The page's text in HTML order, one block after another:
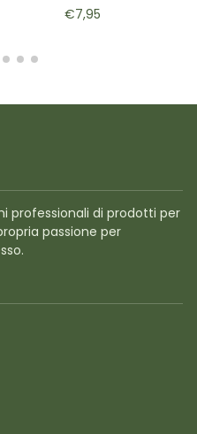
per capelli Nero
€7,95
professionali di prodotti per
passione per